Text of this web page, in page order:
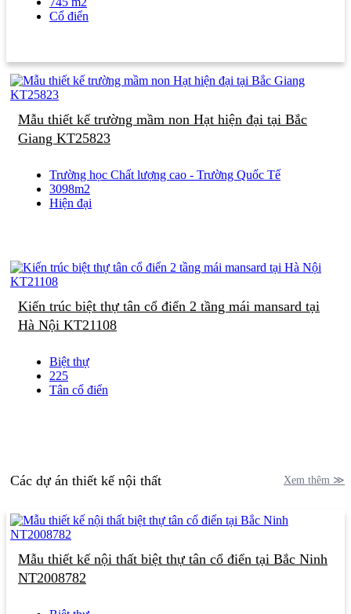
Cổ điển
Mẫu thiết kế trường mầm non Hạt hiện đại tại Bắc
Giang KT25823
Trường học Chất lượng cao - Trường Quốc Tế
3098m2
Hiện đại
Kiến trúc biệt thự tân cổ điển 2 tầng mái mansard tại
Hà Nội KT21108
Biệt thự
225
Tân cổ điển
Các dự án thiết kế nội thất Xem thêm ≫
Mẫu thiết kế nội thất biệt thự tân cổ điển tại Bắc Ninh
NT2008782